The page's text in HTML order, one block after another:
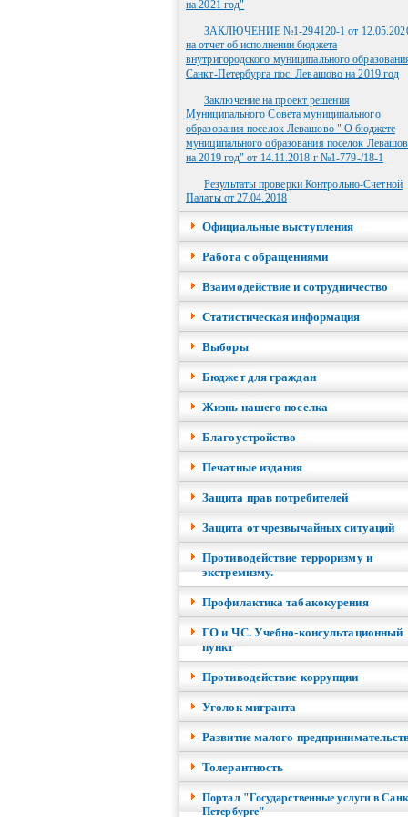
на 2021 год"
ЗАКЛЮЧЕНИЕ №1-294120-1 от
на отчет об исполнении бюджета
внутригородского муниципального
Санкт-Петербурга пос. Левашово на 2019 год
Заключение на проект решения
Муниципального Совета муниципального
образования поселок Левашово " О бюджете
муниципального образования поселок
на 2019 год" от 14.11.2018 г №1-779-/18-1
Результаты проверки Контрольно-Счетной
Палаты от 27.04.2018
Официальные выступления
Работа с обращениями
Взаимодействие и сотрудничество
Cтатистическая информация
Выборы
Бюджет для граждан
Жизнь нашего поселка
Благоустройство
Печатные издания
Защита прав потребителей
Защита от чрезвычайных ситуаций
Противодействие терроризму и
экстремизму.
Профилактика табакокурения
ГО и ЧС. Учебно-консультационный
пункт
Противодействие коррупции
Уголок мигранта
Развитие малого
Толерантность
Портал "Государственные услуги в
Петербурге"